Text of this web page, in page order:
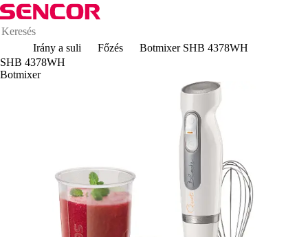
Irány a suli Főzés
Botmixer SHB 4378WH
SHB 4378WH
Botmixer